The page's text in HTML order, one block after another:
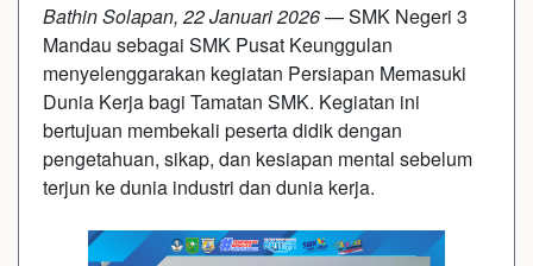
Bathin Solapan, 22 Januari 2026— SMK Negeri 3
Mandau sebagai SMK Pusat Keunggulan
menyelenggarakan kegiatan Persiapan Memasuki
Dunia Kerja bagi Tamatan SMK. Kegiatan ini
bertujuan membekali peserta didik dengan
pengetahuan, sikap, dan kesiapan mental sebelum
terjun ke dunia industri dan dunia kerja.